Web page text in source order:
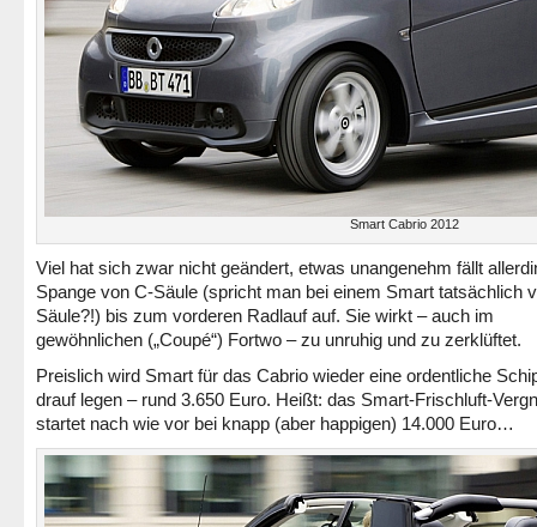
Smart Cabrio 2012
Viel hat sich zwar nicht geändert, etwas unangenehm fällt
Spange von C-Säule (spricht man bei einem Smart tatsächlich
Säule?!) bis zum vorderen Radlauf auf. Sie wirkt – auch im
gewöhnlichen („Coupé“) Fortwo – zu unruhig und zu zerklüftet.
Preislich wird Smart für das Cabrio wieder eine ordentliche
drauf legen – rund 3.650 Euro. Heißt: das Smart-Frischluft-
startet nach wie vor bei knapp (aber happigen) 14.000 Euro…